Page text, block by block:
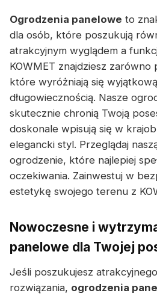
Ogrodzenia panelowe to
dla osób, które poszukują
atrakcyjnym wyglądem a
KOWMET znajdziesz zarówno
które wyróżniają się
długowiecznością. Nasze
skutecznie chronią Twoją
doskonale wpisują się w
elegancki styl. Przeglądaj
ogrodzenie, które najlepiej
oczekiwania. Zainwestuj w
estetykę swojego terenu z
Nowoczesne i
panelowe dla Twojej
Jeśli poszukujesz
rozwiązania, ogrodzenia